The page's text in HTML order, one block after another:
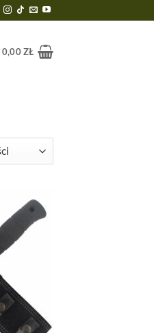
0,00ZŁ